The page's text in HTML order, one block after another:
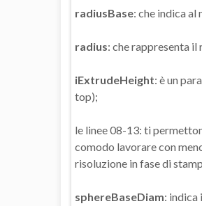
radiusBase: che indica
radius: che rappresenta il
iExtrudeHeight: è un
top);
le linee 08-13: ti
comodo lavorare con
risoluzione in fase di
sphereBaseDiam: indica